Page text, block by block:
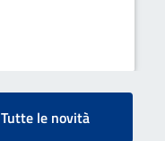
Tutte le novità